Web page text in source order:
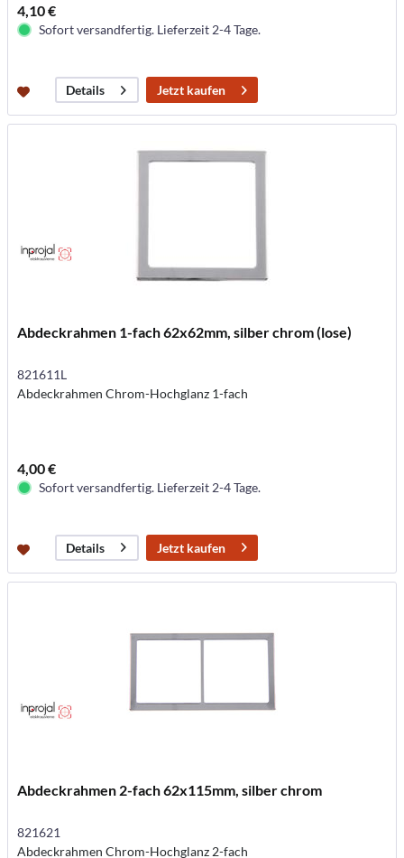
4,10 €
Sofort versandfertig. Lieferzeit 2-4 Tage.
Details Jetzt kaufen
Abdeckrahmen 1-fach 62x62mm, silber chrom (lose)
821611L
Abdeckrahmen Chrom-Hochglanz 1-fach
4,00 €
Sofort versandfertig. Lieferzeit 2-4 Tage.
Details Jetzt kaufen
Abdeckrahmen 2-fach 62x115mm, silber chrom
821621
Abdeckrahmen Chrom-Hochglanz 2-fach